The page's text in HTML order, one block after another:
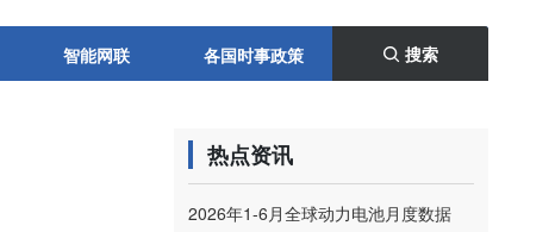
智能网联 各国时事政策 搜索
热点资讯
2026年1-6月全球动力电池月度数据